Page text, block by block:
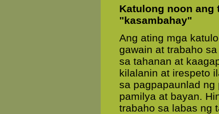
Katulong noon ang
"kasambahay"
Ang ating mga
gawain at trabaho
sa tahanan at
kilalanin at irespeto
sa pagpapaunlad
pamilya at bayan.
trabaho sa labas ng